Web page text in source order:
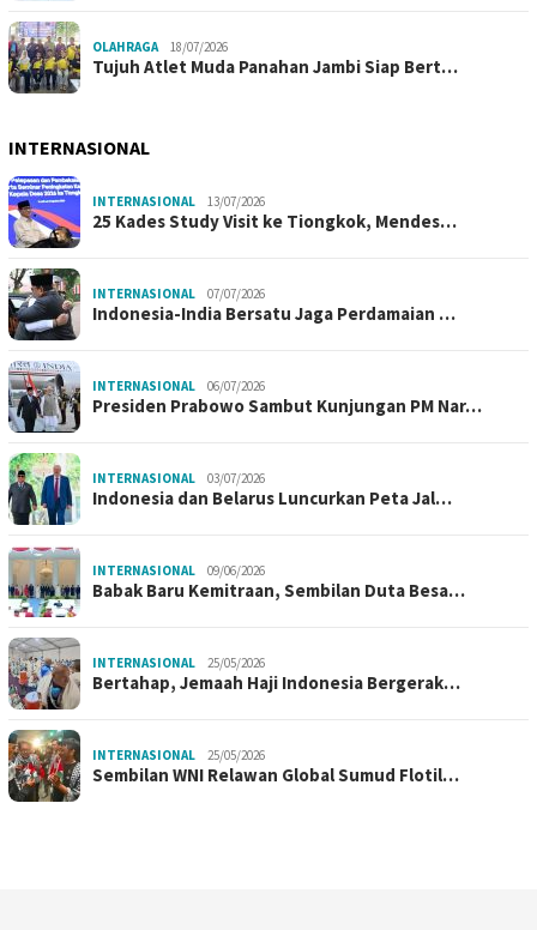
OLAHRAGA 18/07/2026
Tujuh Atlet Muda Panahan Jambi Siap Bert…
INTERNASIONAL
INTERNASIONAL 13/07/2026
25 Kades Study Visit ke Tiongkok, Mendes…
INTERNASIONAL 07/07/2026
Indonesia-India Bersatu Jaga Perdamaian …
INTERNASIONAL 06/07/2026
Presiden Prabowo Sambut Kunjungan PM Nar…
INTERNASIONAL 03/07/2026
Indonesia dan Belarus Luncurkan Peta Jal…
INTERNASIONAL 09/06/2026
Babak Baru Kemitraan, Sembilan Duta Besa…
INTERNASIONAL 25/05/2026
Bertahap, Jemaah Haji Indonesia Bergerak…
INTERNASIONAL 25/05/2026
Sembilan WNI Relawan Global Sumud Flotil…